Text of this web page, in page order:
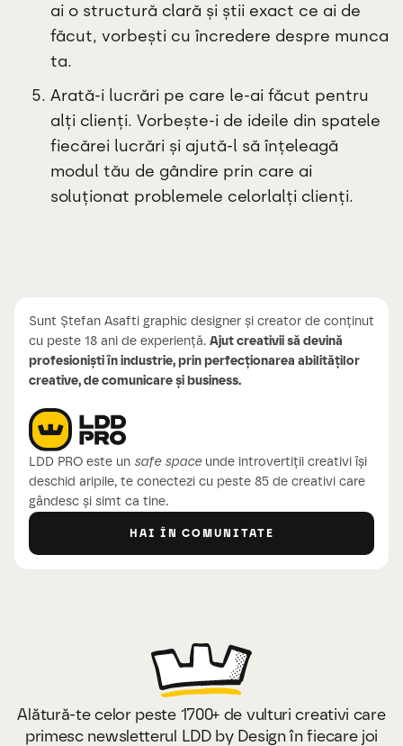
ai o structură clară și știi exact ce ai de
făcut, vorbești cu încredere despre munca
ta.
Arată-i lucrări pe care le-ai făcut pentru
alți clienți. Vorbește-i de ideile din spatele
fiecărei lucrări și ajută-l să înțeleagă
modul tău de gândire prin care ai
soluționat problemele celorlalți clienți.
Sunt Ștefan Asafti graphic designer și creator de conținut
cu peste 18 ani de experiență. Ajut creativii să devină
profesioniști în industrie, prin perfecționarea abilităților
creative, de comunicare și business.
LDD PRO este un safe spaceunde introvertiții creativi își
deschid aripile, te conectezi cu peste 85 de creativi care
gândesc și simt ca tine.
HAI ÎN COMUNITATE
Alătură-te celor peste 1700+ de vulturi creativi care
primesc newsletterul LDD by Design în fiecare joi